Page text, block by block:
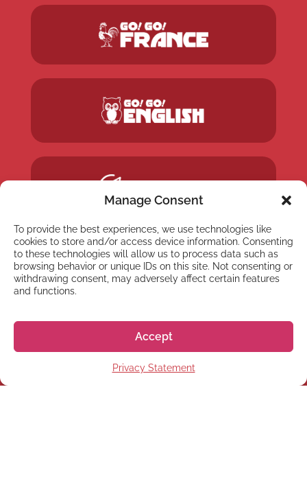
Manage Consent
To provide the best experiences, we use technologies like
cookies to store and/or access device information. Consenting
to these technologies will allow us to process data such as
browsing behavior or unique IDs on this site. Not consenting or
withdrawing consent, may adversely affect certain features
and functions.
Accept
Privacy Statement
NEWSLETTER